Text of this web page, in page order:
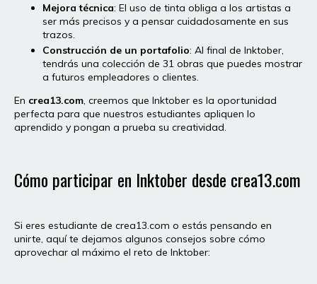
Mejora técnica: El uso de tinta obliga a los artistas a
ser más precisos y a pensar cuidadosamente en sus
trazos.
Construcción de un portafolio: Al final de Inktober,
tendrás una colección de 31 obras que puedes mostrar
a futuros empleadores o clientes.
En crea13.com, creemos que Inktober es la oportunidad
perfecta para que nuestros estudiantes apliquen lo
aprendido y pongan a prueba su creatividad.
Cómo participar en Inktober desde crea13.com
Si eres estudiante de crea13.com o estás pensando en
unirte, aquí te dejamos algunos consejos sobre cómo
aprovechar al máximo el reto de Inktober: